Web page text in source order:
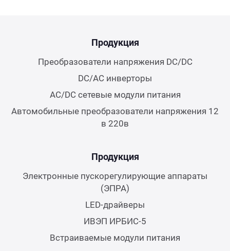
Продукция
Преобразователи напряжения DC/DC
DC/AC инверторы
AC/DC сетевые модули питания
Автомобильные преобразователи напряжения 12
в 220в
Продукция
Электронные пускорегулирующие аппараты
(ЭПРА)
LED-драйверы
ИВЭП ИРБИС-5
Встраиваемые модули питания